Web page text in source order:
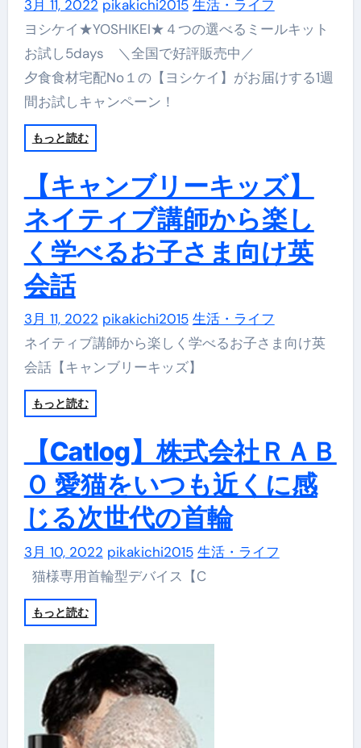
3月 11, 2022 pikakichi2015 生活・ライフ
ヨシケイ★YOSHIKEI★４つの選べるミールキット
お試し5days ＼全国で好評販売中／
夕食食材宅配No１の【ヨシケイ】がお届けする1週
間お試しキャンペーン！
もっと読む
【キャンブリーキッズ】
ネイティブ講師から楽し
く学べるお子さま向け英
会話
3月 11, 2022 pikakichi2015 生活・ライフ
ネイティブ講師から楽しく学べるお子さま向け英
会話【キャンブリーキッズ】
もっと読む
【Catlog】株式会社ＲＡＢ
Ｏ 愛猫をいつも近くに感
じる次世代の首輪
3月 10, 2022 pikakichi2015 生活・ライフ
猫様専用首輪型デバイス【C
もっと読む